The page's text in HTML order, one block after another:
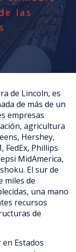
las
de Lincoln, es
de más de un
empresas
agricultura
Hershey,
FedEx, Phillips
MidAmerica,
El sur de
miles de
una mano
recursos
de
Estados